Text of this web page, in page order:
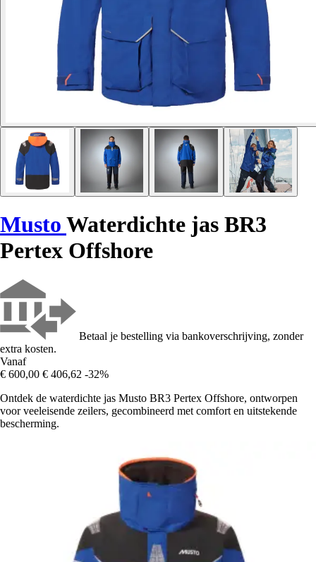
Musto Waterdichte jas BR3
Pertex Offshore
Betaal je bestelling via bankoverschrijving, zonder
extra kosten.
Vanaf
€ 600,00 € 406,62 -32%
Ontdek de waterdichte jas Musto BR3 Pertex Offshore, ontworpen
voor veeleisende zeilers, gecombineerd met comfort en uitstekende
bescherming.